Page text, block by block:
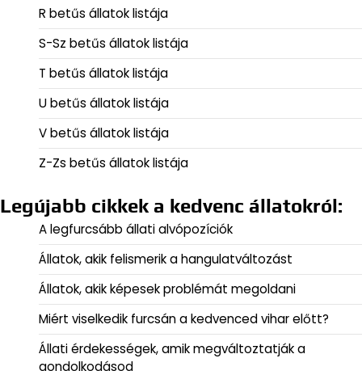
R betűs állatok listája
S-Sz betűs állatok listája
T betűs állatok listája
U betűs állatok listája
V betűs állatok listája
Z-Zs betűs állatok listája
Legújabb cikkek a kedvenc állatokról:
A legfurcsább állati alvópozíciók
Állatok, akik felismerik a hangulatváltozást
Állatok, akik képesek problémát megoldani
Miért viselkedik furcsán a kedvenced vihar előtt?
Állati érdekességek, amik megváltoztatják a
gondolkodásod